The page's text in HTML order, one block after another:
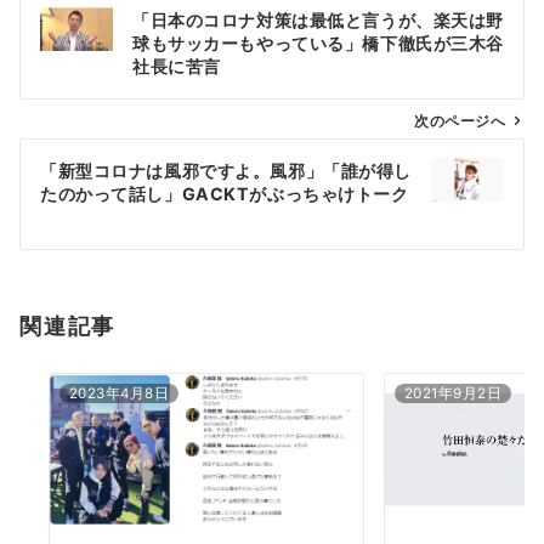
ビ
ン
「日本のコロナ対策は最低と言うが、楽天は野
球もサッカーもやっている」橋下徹氏が三木谷
社長に苦言
次のページへ
「新型コロナは風邪ですよ。風邪」「誰が得し
たのかって話し」GACKTがぶっちゃけトーク
関連記事
2023年4月8日 2021年9月2日